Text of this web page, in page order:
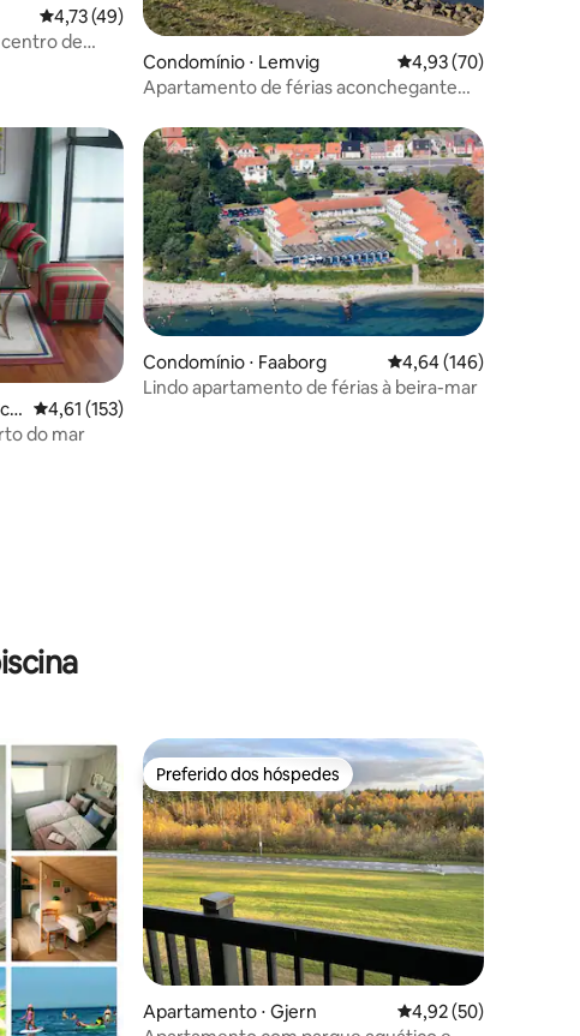
4,73 de uma avaliação média de 5, 49 avaliações
4,73 (49)
de
Condomínio ⋅ Lemvig 4,93 de uma
4,93 (70)
Apartamento de férias aconchegante
4,61 de uma avaliação média de 5, 153 avaliações
4,61 (153)
do mar
Condomínio ⋅ Faaborg 4,64 de uma avaliação
4,64 (146)
Lindo apartamento de férias à beira-mar
Preferido dos hóspedes
Preferido dos hóspedes
Apartamento ⋅ Gjern 4,92 de uma
4,92 (50)